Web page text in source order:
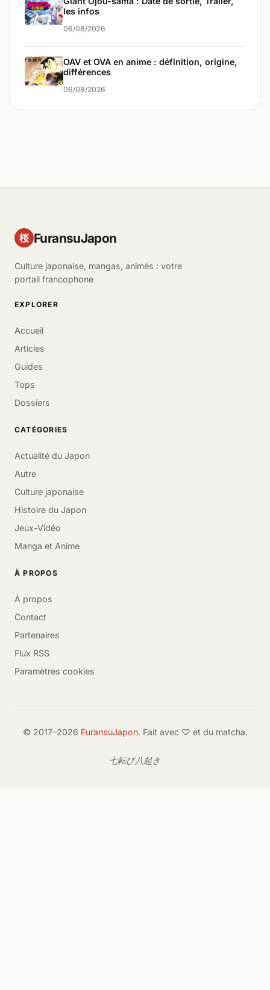
les infos
06/08/2026
OAV et OVA en anime : définition, origine,
différences
06/08/2026
桜 FuransuJapon
Culture japonaise, mangas, animés : votre
portail francophone
EXPLORER
Accueil
Articles
Guides
Tops
Dossiers
CATÉGORIES
Actualité du Japon
Autre
Culture japonaise
Histoire du Japon
Jeux-Vidéo
Manga et Anime
À PROPOS
À propos
Contact
Partenaires
Flux RSS
Paramètres cookies
© 2017–2026 FuransuJapon. Fait avec ♡ et du matcha.
七転び八起き